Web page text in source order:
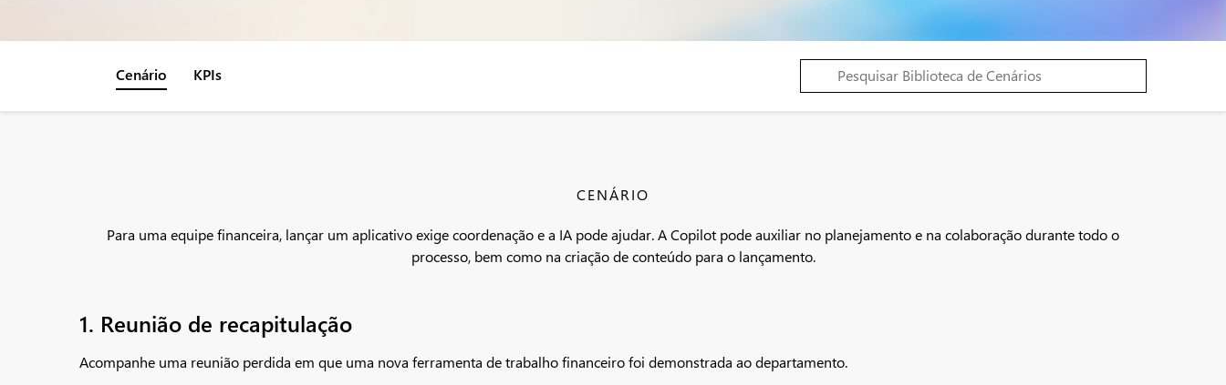
Cenário KPIs
CENÁRIO
Para uma equipe financeira, lançar um aplicativo exige coordenação e a IA pode ajudar. A Copilot pode auxiliar no planejamento e na colaboração durante todo o
processo, bem como na criação de conteúdo para o lançamento.
1. Reunião de recapitulação
Acompanhe uma reunião perdida em que uma nova ferramenta de trabalho financeiro foi demonstrada ao departamento.